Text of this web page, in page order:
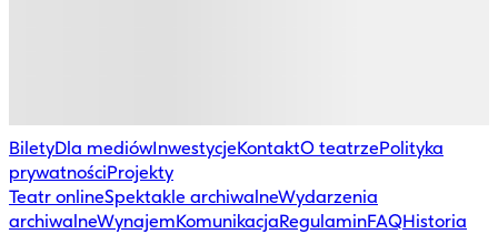
BiletyDla mediówInwestycjeKontaktO teatrzePolityka
prywatnościProjekty
Teatr onlineSpektakle archiwalneWydarzenia
archiwalneWynajemKomunikacjaRegulaminFAQHistoria